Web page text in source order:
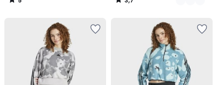
/
/